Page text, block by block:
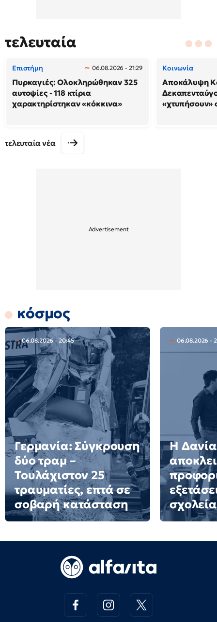
τελευταία
Επιστήμη 06.08.2026 - 21:29
Πυρκαγιές: Ολοκληρώθηκαν 325
αυτοψίες - 118 κτίρια
χαρακτηρίστηκαν «κόκκινα»
Κοινωνία
Αποκάλυψη
«χτυπήσουν»
τελευταία νέα
κόσμος
06.08.2026 - 20:45
Γερμανία: Σύγκρουση
δύο τραμ –
Τουλάχιστον 25
τραυματίες, επτά σε
σοβαρή κατάσταση
06.08.2026 -
Η